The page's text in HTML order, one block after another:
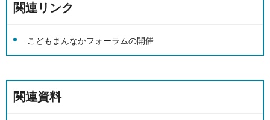
関連リンク
こどもまんなかフォーラムの開催
関連資料